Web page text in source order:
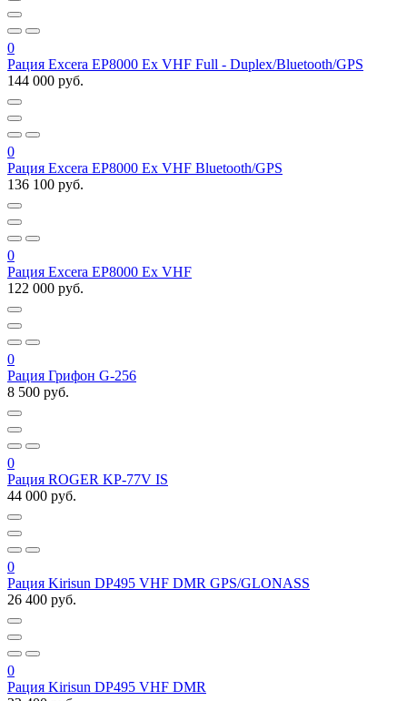
0
Рация Excera EP8000 Ex VHF Full - Duplex/Bluetooth/GPS
144 000 руб.
0
Рация Excera EP8000 Ex VHF Bluetooth/GPS
136 100 руб.
0
Рация Excera EP8000 Ex VHF
122 000 руб.
0
Рация Грифон G-256
8 500 руб.
0
Рация ROGER KP-77V IS
44 000 руб.
0
Рация Kirisun DP495 VHF DMR GPS/GLONASS
26 400 руб.
0
Рация Kirisun DP495 VHF DMR